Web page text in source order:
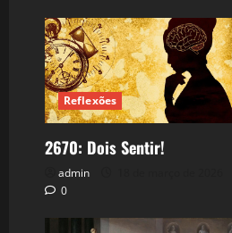
Reflexões
2670: Dois Sentir!
admin
0